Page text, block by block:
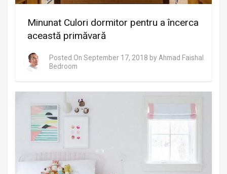
Minunat Culori dormitor pentru a încerca
această primăvară
Posted On September 17, 2018 by Ahmad Faishal
Bedroom